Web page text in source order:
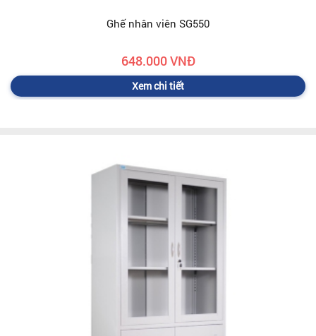
Ghế nhân viên SG550
648.000 VNĐ
Xem chi tiết